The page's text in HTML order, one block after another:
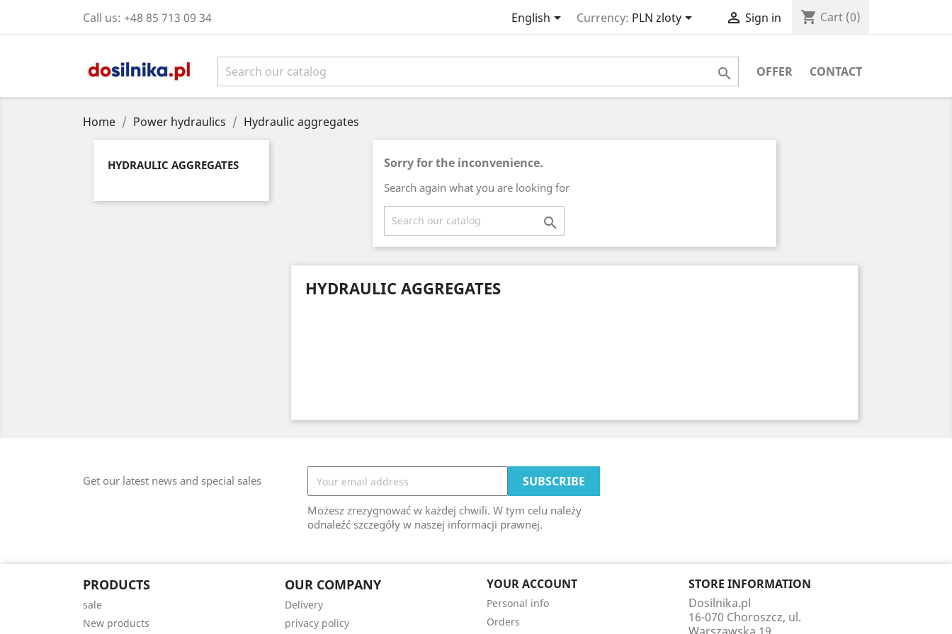
Call us: +48 85 713 09 34 English Currency: PLN zloty  Sign in shopping_cart Cart (0)
OFFER CONTACT

Home Power hydraulics Hydraulic aggregates
HYDRAULIC AGGREGATES Sorry for the inconvenience.
Search again what you are looking for

HYDRAULIC AGGREGATES
Get our latest news and special sales
Możesz zrezygnować w każdej chwili. W tym celu należy
odnaleźć szczegóły w naszej informacji prawnej.
PRODUCTS
sale
New products
OUR COMPANY
Delivery
privacy policy
YOUR ACCOUNT
Personal info
Orders
STORE INFORMATION
Dosilnika.pl
16-070 Choroszcz, ul.